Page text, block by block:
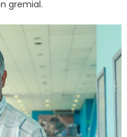
gremial.